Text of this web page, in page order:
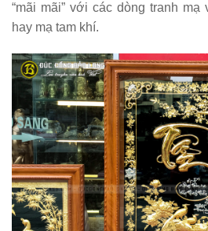
“mãi mãi” với các dòng tranh mạ
hay mạ tam khí.